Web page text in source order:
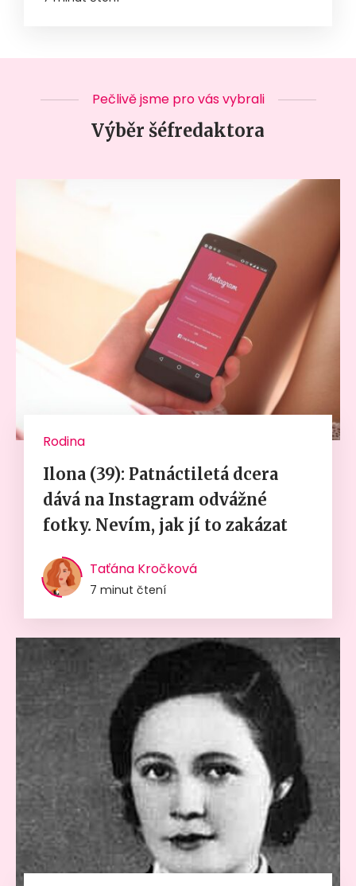
Pečlivě jsme pro vás vybrali
Výběr šéfredaktora
Rodina
Ilona (39): Patnáctiletá dcera
dává na Instagram odvážné
fotky. Nevím, jak jí to zakázat
Taťána Kročková
7 minut čtení